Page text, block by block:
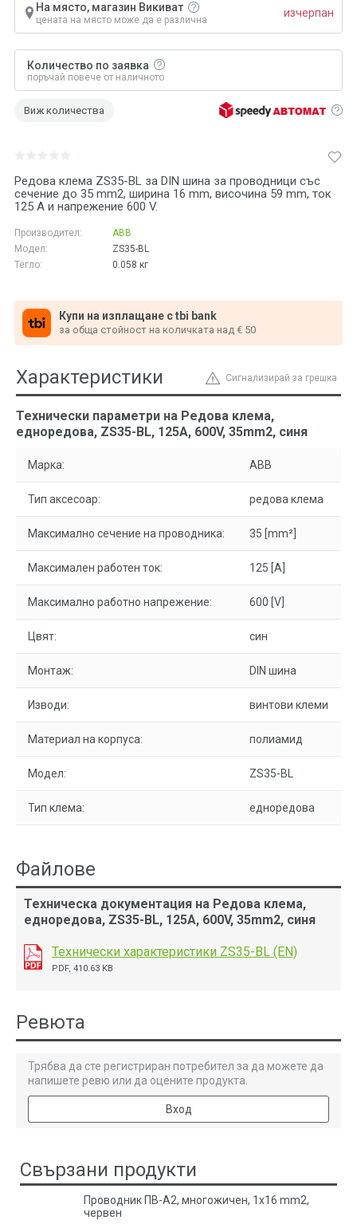
Редова клема ZS35-BL за DIN шина за проводници със
сечение до 35 mm2, ширина 16 mm, височина 59 mm, ток
125 А и напрежение 600 V.
Производител:
ABB
Модел:
ZS35-BL
Тегло:
0.058 кг
Купи на изплащане с tbi bank
за обща стойност на количката над € 50
На място, магазин Викиват
цената на място може да е различна
изчерпан
Количество по заявка
поръчай повече от наличното
Виж количества
Сигнализирай за грешка
Характеристики
Технически параметри на Редова клема,
едноредова, ZS35-BL, 125A, 600V, 35mm2, синя
Марка: ABB
Тип аксесоар: редова клема
Максимално сечение на проводника: 35 [mm²]
Максимален работен ток: 125 [A]
Максимално работно напрежение: 600 [V]
Цвят: син
Монтаж: DIN шина
Изводи: винтови клеми
Материал на корпуса: полиамид
Модел: ZS35-BL
Тип клема: едноредова
Файлове
Техническа документация на Редова клема,
едноредова, ZS35-BL, 125A, 600V, 35mm2, синя
Технически характеристики ZS35-BL (EN)
PDF, 410.63 KB
Ревюта
Трябва да сте регистриран потребител за да можете да
напишете ревю или да оцените продукта.
Вход
Свързани продукти
Проводник ПВ-А2, многожичен, 1x16 mm2,
червен